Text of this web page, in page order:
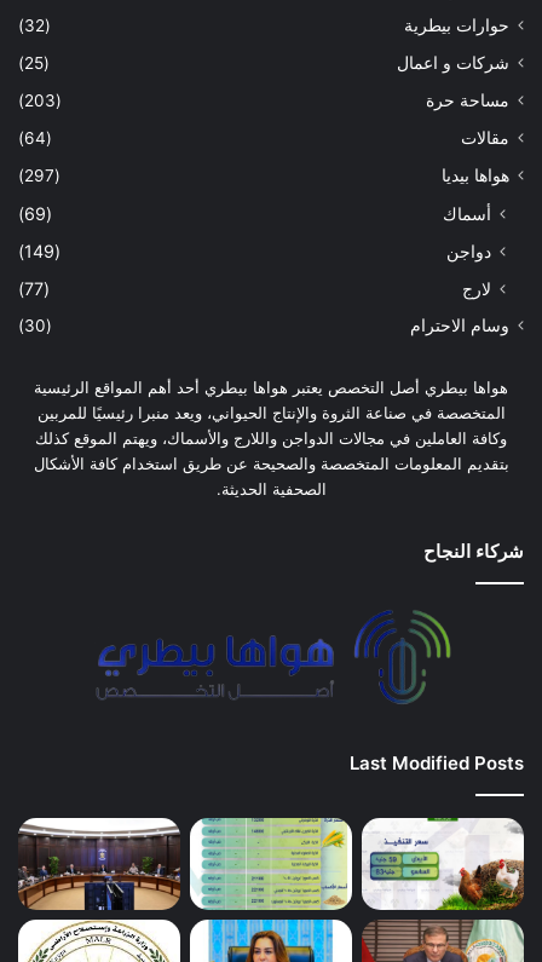
حوارات بيطرية
(32)
شركات و اعمال
(25)
مساحة حرة
(203)
مقالات
(64)
هواها بيديا
(297)
أسماك
(69)
دواجن
(149)
لارج
(77)
وسام الاحترام (30)
هواها بيطري أصل التخصص يعتبر هواها بيطري أحد أهم المواقع الرئيسية
المتخصصة في صناعة الثروة والإنتاج الحيواني، ويعد منبرا رئيسيًا للمربين
وكافة العاملين في مجالات الدواجن واللارج والأسماك، ويهتم الموقع كذلك
بتقديم المعلومات المتخصصة والصحيحة عن طريق استخدام كافة الأشكال
الصحفية الحديثة.
شركاء النجاح
Last Modified Posts